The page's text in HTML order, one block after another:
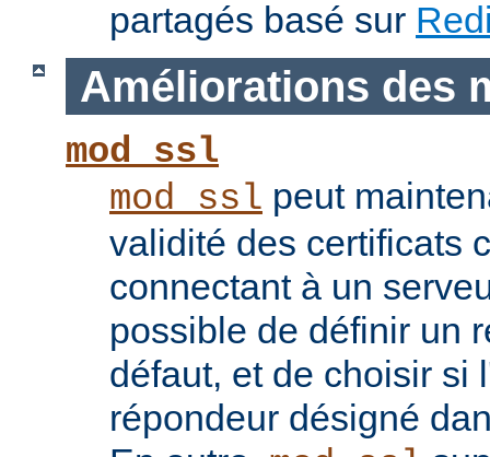
partagés basé sur
Améliorations des
mod_ssl
mod_ssl peut
validité des certificats
connectant à un
possible de définir un
défaut, et de choisir si
répondeur désigné